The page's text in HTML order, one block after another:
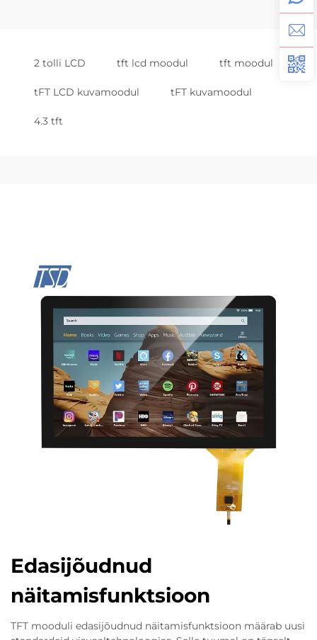
2 tolli LCD tft lcd moodul tft moodul
tFT LCD kuvamoodul tFT kuvamoodul
4.3 tft
Edasijõudnud
näitamisfunktsioon
TFT mooduli edasijõudnud näitamisfunktsioon määrab uusi